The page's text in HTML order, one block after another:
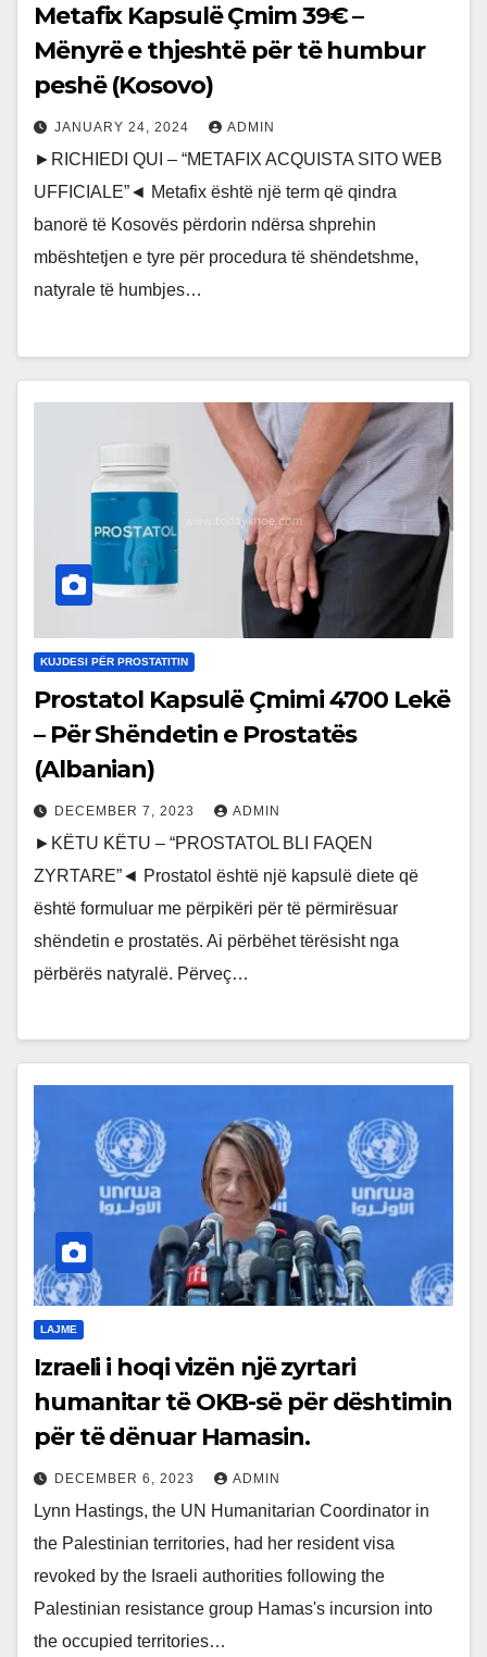
Metafix Kapsulë Çmim 39€ –
Mënyrë e thjeshtë për të humbur
peshë (Kosovo)
JANUARY 24, 2024 ADMIN
►RICHIEDI QUI – “METAFIX ACQUISTA SITO WEB
UFFICIALE”◄ Metafix është një term që qindra
banorë të Kosovës përdorin ndërsa shprehin
mbështetjen e tyre për procedura të shëndetshme,
natyrale të humbjes…
KUJDESI PËR PROSTATITIN
Prostatol Kapsulë Çmimi 4700 Lekë
– Për Shëndetin e Prostatës
(Albanian)
DECEMBER 7, 2023 ADMIN
►KËTU KËTU – “PROSTATOL BLI FAQEN
ZYRTARE”◄ Prostatol është një kapsulë diete që
është formuluar me përpikëri për të përmirësuar
shëndetin e prostatës. Ai përbëhet tërësisht nga
përbërës natyralë. Përveç…
LAJME
Izraeli i hoqi vizën një zyrtari
humanitar të OKB-së për dështimin
për të dënuar Hamasin.
DECEMBER 6, 2023 ADMIN
Lynn Hastings, the UN Humanitarian Coordinator in
the Palestinian territories, had her resident visa
revoked by the Israeli authorities following the
Palestinian resistance group Hamas's incursion into
the occupied territories…